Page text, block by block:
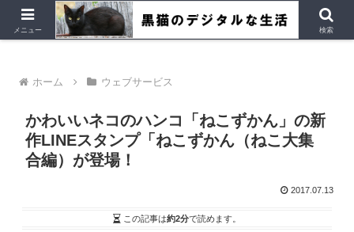
デジタルデバイス、Ubuntu など
ホーム ウェブサービス
かわいいネコのハンコ「ねこずかん」の新
作LINEスタンプ「ねこずかん（ねこ大集
合編）が登場！
2017.07.13
この記事は約2分で読めます。
メニュー 検索